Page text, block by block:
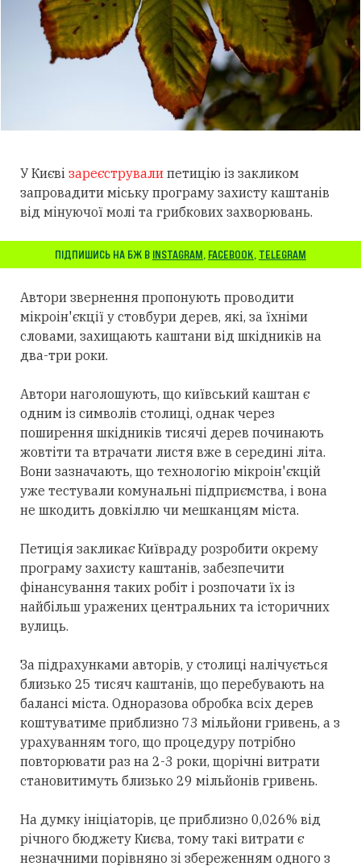
У Києві зареєстрували петицію із закликом
запровадити міську програму захисту каштанів
від мінуючої молі та грибкових захворювань.
ПІДПИШИСЬ НА БЖ В INSTAGRAM, FACEBOOK, TELEGRAM
Автори звернення пропонують проводити
мікроін'єкції у стовбури дерев, які, за їхніми
словами, захищають каштани від шкідників на
два-три роки.
Автори наголошують, що київський каштан є
одним із символів столиці, однак через
поширення шкідників тисячі дерев починають
жовтіти та втрачати листя вже в середині літа.
Вони зазначають, що технологію мікроін'єкцій
уже тестували комунальні підприємства, і вона
не шкодить довкіллю чи мешканцям міста.
Петиція закликає Київраду розробити окрему
програму захисту каштанів, забезпечити
фінансування таких робіт і розпочати їх із
найбільш уражених центральних та історичних
вулиць.
За підрахунками авторів, у столиці налічується
близько 25 тисяч каштанів, що перебувають на
балансі міста. Одноразова обробка всіх дерев
коштуватиме приблизно 73 мільйони гривень, а з
урахуванням того, що процедуру потрібно
повторювати раз на 2-3 роки, щорічні витрати
становитимуть близько 29 мільйонів гривень.
На думку ініціаторів, це приблизно 0,026% від
річного бюджету Києва, тому такі витрати є
незначними порівняно зі збереженням одного з